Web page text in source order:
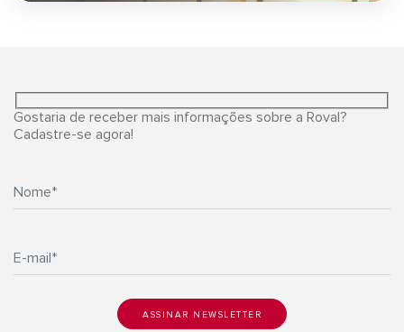
Gostaria de receber mais informações sobre a Roval?
Cadastre-se agora!